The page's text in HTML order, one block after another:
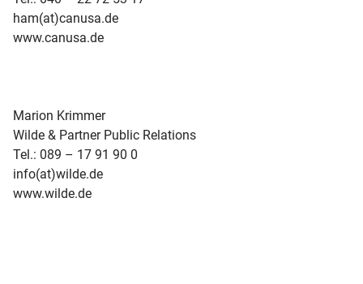
ham(at)canusa.de
www.canusa.de
Marion Krimmer
Wilde & Partner Public Relations
Tel.: 089 – 17 91 90 0
info(at)wilde.de
www.wilde.de